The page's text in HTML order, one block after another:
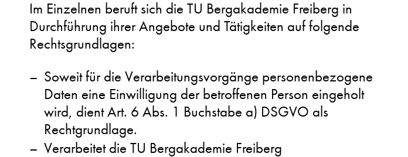
Im Einzelnen beruft sich die TU Bergakademie Freiberg in
Durchführung ihrer Angebote und Tätigkeiten auf folgende
Rechtsgrundlagen:
Soweit für die Verarbeitungsvorgänge personenbezogene
Daten eine Einwilligung der betroffenen Person eingeholt
wird, dient Art. 6 Abs. 1 Buchstabe a) DSGVO als
Rechtgrundlage.
Verarbeitet die TU Bergakademie Freiberg